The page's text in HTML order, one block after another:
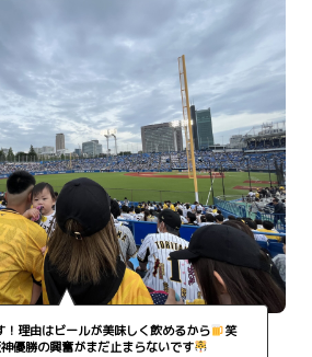
！理由はビールが美味しく飲めるから
笑
優勝の興奮がまだ止まらないです